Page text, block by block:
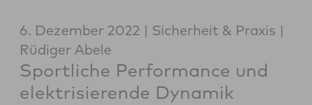
6. Dezember 2022
Sicherheit & Praxis
Rüdiger Abele
Sportliche Performance und
elektrisierende Dynamik